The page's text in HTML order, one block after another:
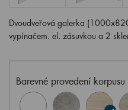
Dvoudveřová galerka
vypínačem. el. zásuvkou a 2
Barevné provedení korpusu